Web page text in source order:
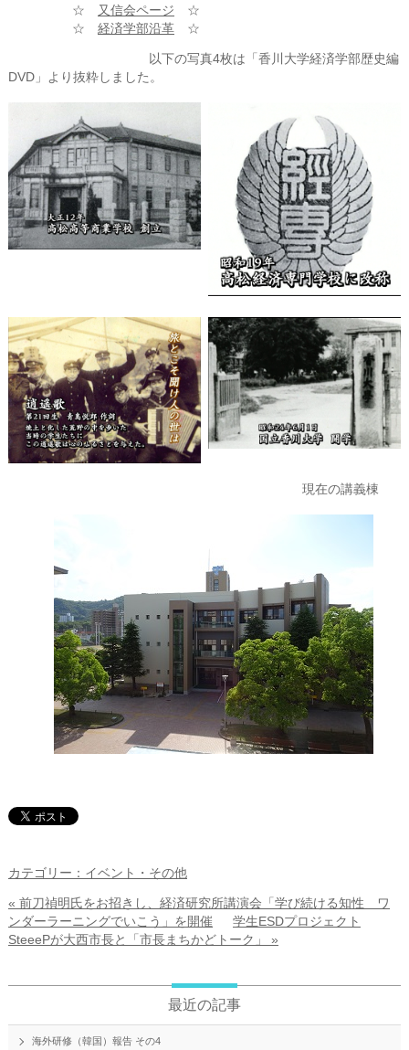
☆
又信会ページ ☆
☆ 経済学部沿革 ☆
以下の写真4枚は「香川大学経済学部歴史編
DVD」より抜粋しました。
現在の講義棟
カテゴリー：イベント・その他
« 前刀禎明氏をお招きし、経済研究所講演会「学び続ける知性 ワ
ンダーラーニングでいこう」を開催
学生ESDプロジェクト
SteeePが大西市長と「市長まちかどトーク」 »
最近の記事
海外研修（韓国）報告 その4